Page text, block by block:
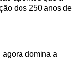
dos 250 anos de
agora domina a